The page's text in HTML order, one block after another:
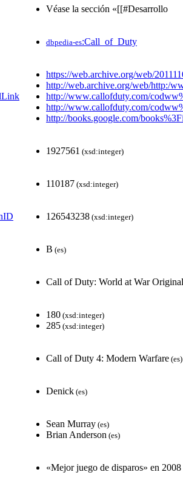
Véase la sección «[[#Desarrollo
dbpedia-es:Call_of_Duty
https://web.archive.org/web/
http://web.archive.org/web/http:/
http://www.callofduty.com/
http://www.callofduty.com/
http://books.google.com/
1927561 (xsd:integer)
110187 (xsd:integer)
126543238 (xsd:integer)
B (es)
Call of Duty: World at War
180 (xsd:integer)
285 (xsd:integer)
Call of Duty 4: Modern Warfare (es)
Denick (es)
Sean Murray (es)
Brian Anderson (es)
«Mejor juego de disparos» en